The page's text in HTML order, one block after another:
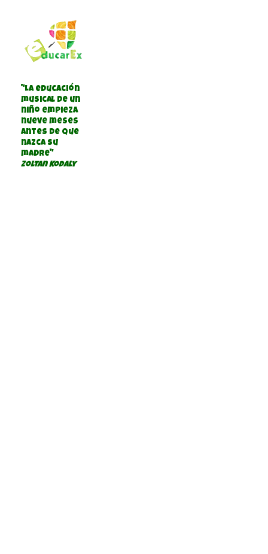
"La educación
musical de un
niño empieza
nueve meses
antes de que
nazca su
madre"
Zoltan Kodaly